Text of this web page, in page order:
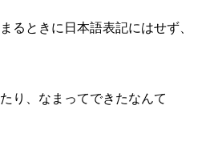
るときに日本語表記にはせず、
り、なまってできたなんて